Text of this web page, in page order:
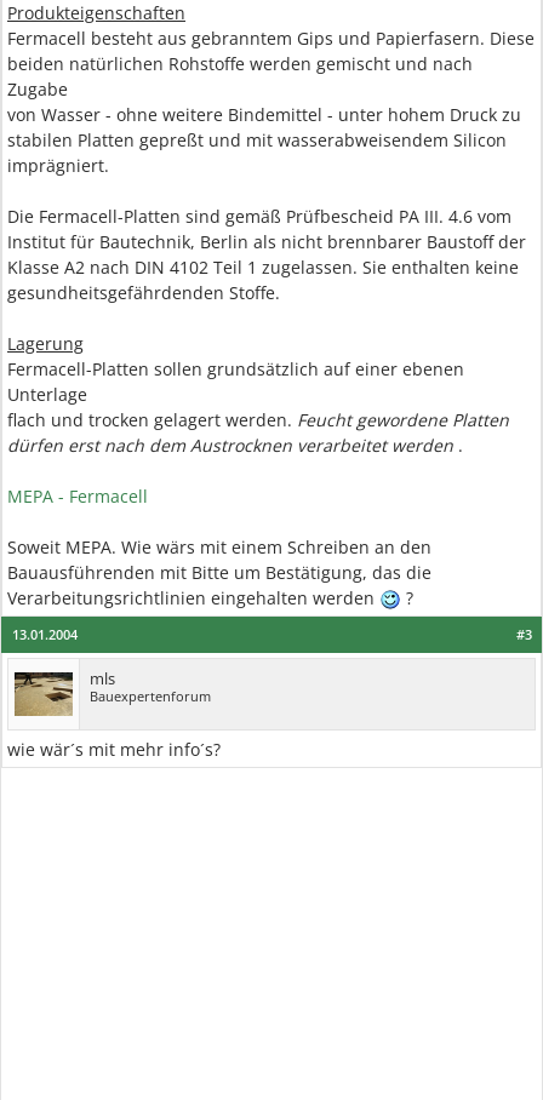
Produkteigenschaften
Fermacell besteht aus gebranntem Gips und Papierfasern. Diese
beiden natürlichen Rohstoffe werden gemischt und nach
Zugabe
von Wasser - ohne weitere Bindemittel - unter hohem Druck zu
stabilen Platten gepreßt und mit wasserabweisendem Silicon
imprägniert.
Die Fermacell-Platten sind gemäß Prüfbescheid PA III. 4.6 vom
Institut für Bautechnik, Berlin als nicht brennbarer Baustoff der
Klasse A2 nach DIN 4102 Teil 1 zugelassen. Sie enthalten keine
gesundheitsgefährdenden Stoffe.
Lagerung
Fermacell-Platten sollen grundsätzlich auf einer ebenen
Unterlage
flach und trocken gelagert werden. Feucht gewordene Platten
dürfen erst nach dem Austrocknen verarbeitet werden .
MEPA - Fermacell
Soweit MEPA. Wie wärs mit einem Schreiben an den
Bauausführenden mit Bitte um Bestätigung, das die
Verarbeitungsrichtlinien eingehalten werden
?
#3
13.01.2004
mls
Bauexpertenforum
wie wär´s mit mehr info´s?